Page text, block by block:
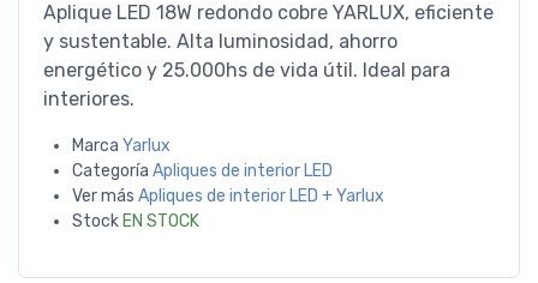
Aplique LED 18W redondo cobre YARLUX, eficiente
y sustentable. Alta luminosidad, ahorro
energético y 25.000hs de vida útil. Ideal para
interiores.
Marca Yarlux
Categoría Apliques de interior LED
Ver más Apliques de interior LED + Yarlux
Stock EN STOCK